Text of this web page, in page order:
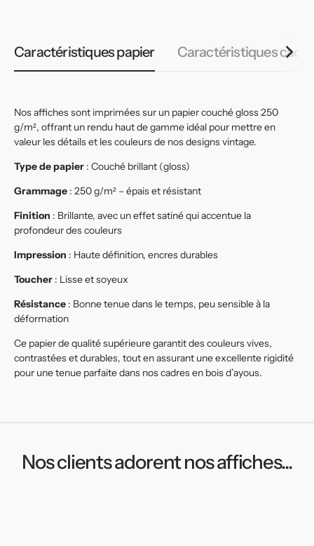
Caractéristiques papier Caractéristiques cadre
Nos affiches sont imprimées sur un papier couché gloss 250
g/m², offrant un rendu haut de gamme idéal pour mettre en
valeur les détails et les couleurs de nos designs vintage.
Type de papier : Couché brillant (gloss)
Grammage : 250 g/m² – épais et résistant
Finition : Brillante, avec un effet satiné qui accentue la
profondeur des couleurs
Impression : Haute définition, encres durables
Toucher : Lisse et soyeux
Résistance : Bonne tenue dans le temps, peu sensible à la
déformation
Ce papier de qualité supérieure garantit des couleurs vives,
contrastées et durables, tout en assurant une excellente rigidité
pour une tenue parfaite dans nos cadres en bois d’ayous.
Nos clients adorent nos affiches...